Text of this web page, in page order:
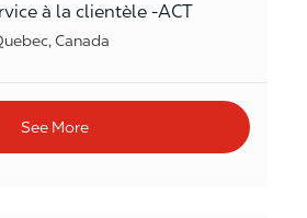
à la clientèle -ACT
Canada
See More